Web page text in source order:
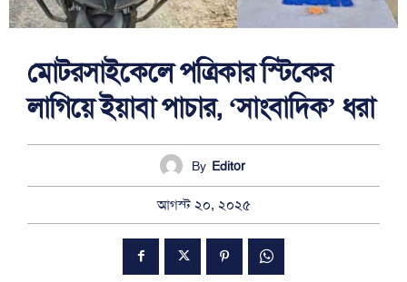
মোটরসাইকেলে পত্রিকার স্টিকের
লাগিয়ে ইয়াবা পাচার, ‘সাংবাদিক’ ধরা
By Editor
আগস্ট ২০, ২০২৫